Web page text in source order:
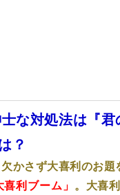
な対処法は『
？
かさず大喜利のお
喜利ブーム」 。大喜